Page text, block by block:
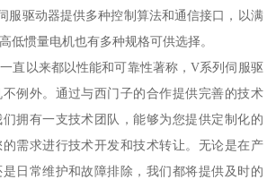
服驱动器提供多种控制算法和通信接口，以满
低惯量电机也有多种规格可供选择。
直以来都以性能和可靠性著称，V系列伺服驱
例外。通过与西门子的合作提供完善的技术
拥有一支技术团队，能够为您提供定制化的
需求进行技术开发和技术转让。无论是在产
日常维护和故障排除，我们都将提供及时的